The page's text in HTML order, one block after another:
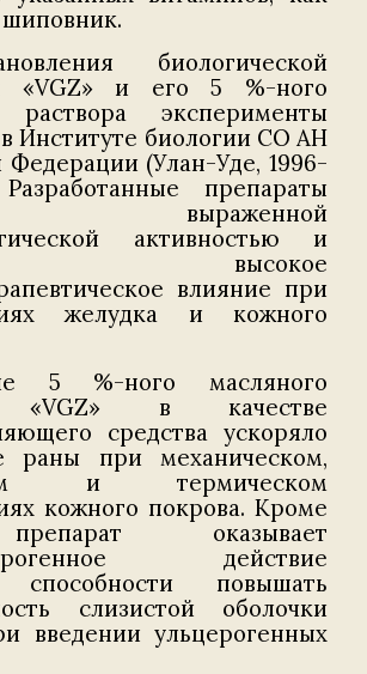
биологической
«VGZ» и его 5 %-ного
раствора эксперименты
Институте биологии СО АН
Федерации (Улан-Уде, 1996-
препараты
выраженной
активностью и
высокое
влияние при
желудка и кожного
5 %-ного масляного
«VGZ» в качестве
средства ускоряло
раны при механическом,
и термическом
кожного покрова. Кроме
оказывает
действие
способности повышать
слизистой оболочки
введении ульцерогенных